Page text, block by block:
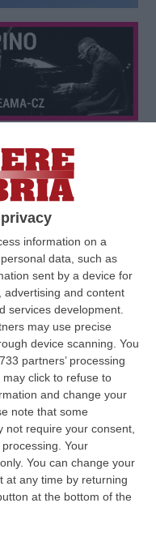
information on a
data, such as
sent by a device for
advertising and content
services development.
may use precise
device scanning. You
partners’ processing
click to refuse to
and change your
note that some
not require your consent,
Your
You can change your
at any time by returning
at the bottom of the
su Google News